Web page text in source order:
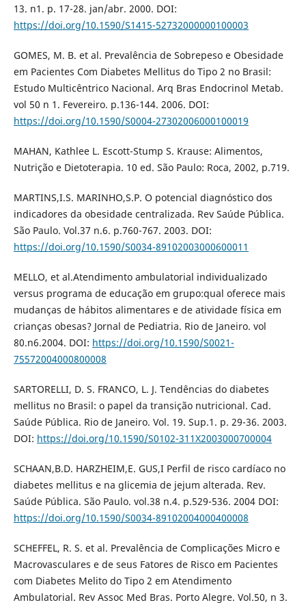
13. n1. p. 17-28. jan/abr. 2000. DOI:
https://doi.org/10.1590/S1415-52732000000100003
GOMES, M. B. et al. Prevalência de Sobrepeso e Obesidade
em Pacientes Com Diabetes Mellitus do Tipo 2 no Brasil:
Estudo Multicêntrico Nacional. Arq Bras Endocrinol Metab.
vol 50 n 1. Fevereiro. p.136-144. 2006. DOI:
https://doi.org/10.1590/S0004-27302006000100019
MAHAN, Kathlee L. Escott-Stump S. Krause: Alimentos,
Nutrição e Dietoterapia. 10 ed. São Paulo: Roca, 2002, p.719.
MARTINS,I.S. MARINHO,S.P. O potencial diagnóstico dos
indicadores da obesidade centralizada. Rev Saúde Pública.
São Paulo. Vol.37 n.6. p.760-767. 2003. DOI:
https://doi.org/10.1590/S0034-89102003000600011
MELLO, et al.Atendimento ambulatorial individualizado
versus programa de educação em grupo:qual oferece mais
mudanças de hábitos alimentares e de atividade física em
crianças obesas? Jornal de Pediatria. Rio de Janeiro. vol
80.n6.2004. DOI: https://doi.org/10.1590/S0021-
75572004000800008
SARTORELLI, D. S. FRANCO, L. J. Tendências do diabetes
mellitus no Brasil: o papel da transição nutricional. Cad.
Saúde Pública. Rio de Janeiro. Vol. 19. Sup.1. p. 29-36. 2003.
DOI: https://doi.org/10.1590/S0102-311X2003000700004
SCHAAN,B.D. HARZHEIM,E. GUS,I Perfil de risco cardíaco no
diabetes mellitus e na glicemia de jejum alterada. Rev.
Saúde Pública. São Paulo. vol.38 n.4. p.529-536. 2004 DOI:
https://doi.org/10.1590/S0034-89102004000400008
SCHEFFEL, R. S. et al. Prevalência de Complicações Micro e
Macrovasculares e de seus Fatores de Risco em Pacientes
com Diabetes Melito do Tipo 2 em Atendimento
Ambulatorial. Rev Assoc Med Bras. Porto Alegre. Vol.50, n 3.